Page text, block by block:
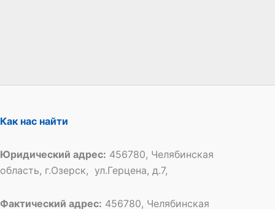
Как нас найти
Юридический адрес: 456780, Челябинская
область, г.Озерск, ул.Герцена, д.7,
Фактический адрес: 456780, Челябинская